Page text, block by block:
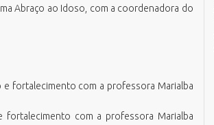
Abraço ao Idoso, com a coordenadora do
e fortalecimento com a professora Marialba
fortalecimento com a professora Marialba